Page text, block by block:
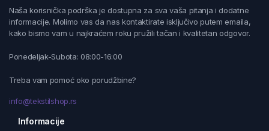
Naša korisnička podrška je dostupna za sva vaša pitanja i dodatne
informacije. Molimo vas da nas kontaktirate isključivo putem emaila,
kako bismo vam u najkraćem roku pružili tačan i kvalitetan odgovor.
Ponedeljak-Subota: 08:00-16:00
Treba vam pomoć oko porudžbine?
info@tekstilshop.rs
Informacije